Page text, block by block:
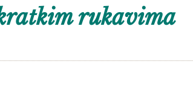
rukavima